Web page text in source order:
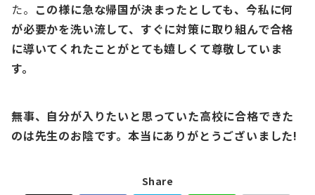
た。 この様に急な帰国が決まったとしても、今私に何
が必要かを洗い流して、すぐに対策に取り組んで合格
に導いてくれたことがとても嬉しくて尊敬していま
す。
無事、自分が入りたいと思っていた高校に合格できた
のは先生のお陰です。本当にありがとうございました!
Share